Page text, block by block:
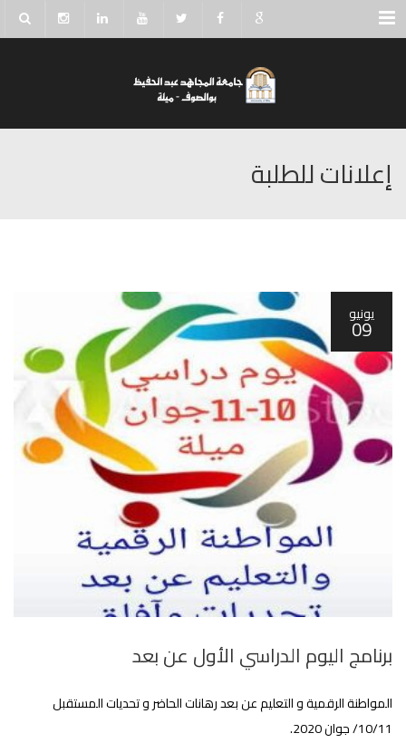
Menu
إعلانات للطلبة
يونيو
09
برنامج اليوم الدراسي الأول عن بعد
المواطنة الرقمية و التعليم عن بعد رهانات الحاضر و تحديات المستقبل
10/11/ جوان 2020.